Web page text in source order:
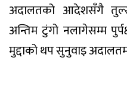
अदालतको आदेशसँगै
अन्तिम टुंगो नलागेसम्म
मुद्दाको थप सुनुवाइ